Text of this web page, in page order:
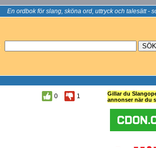
En ordbok för slang, sköna ord, uttryck och talesätt -
0
1
Gillar du
annonser när du